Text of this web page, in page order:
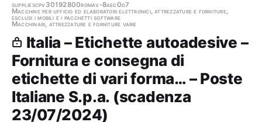
suppliescpv30192800romav-8aec0d7
Macchine per ufficio ed elaboratori elettronici, attrezzature e forniture,
esclusi i mobili e i pacchetti software
Macchinari, attrezzature e forniture varie
Italia – Etichette autoadesive –
Fornitura e consegna di
etichette di vari forma… – Poste
Italiane S.p.a. (scadenza
23/07/2024)